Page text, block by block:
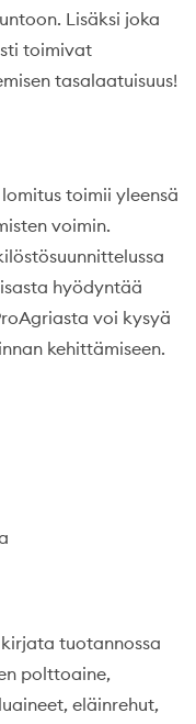
Lisäksi joka
toimivat
tasalaatuisuus!
toimii yleensä
voimin.
hyödyntää
voi kysyä
kehittämiseen.
tuotannossa
polttoaine,
eläinrehut,